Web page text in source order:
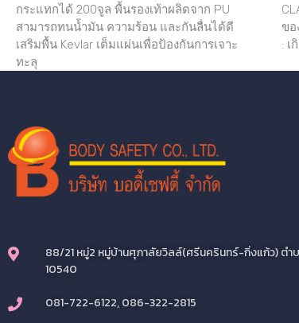
กระแทกได้ 200จูล พื้นรองเท้าผลิตจาก PU
สามารถทนน้ำมัน ความร้อน และกันลื่นได้ดี
เสริมพื้น Kevlar เต็มแผ่นเพื่อป้องกันการเจาะ
ทะลุ
ขอ
: เ
88/21 หมู่2 หมู่บ้านศุภาลัยวิลล์(ศรีนครินทร์-กิ่งแก้ว) ตำ
10540
081-722-6122, 086-322-2815